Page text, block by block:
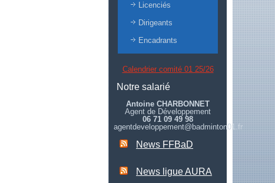
Licenciés
Dirigeants
Encadrants
Calendrier comité 01 25/26
Notre salarié
Antoine CHARBONNET
Agent de Développement
06 71 09 49 98
agentdeveloppement@badminton01.fr
News FFBaD
News ligue AURA